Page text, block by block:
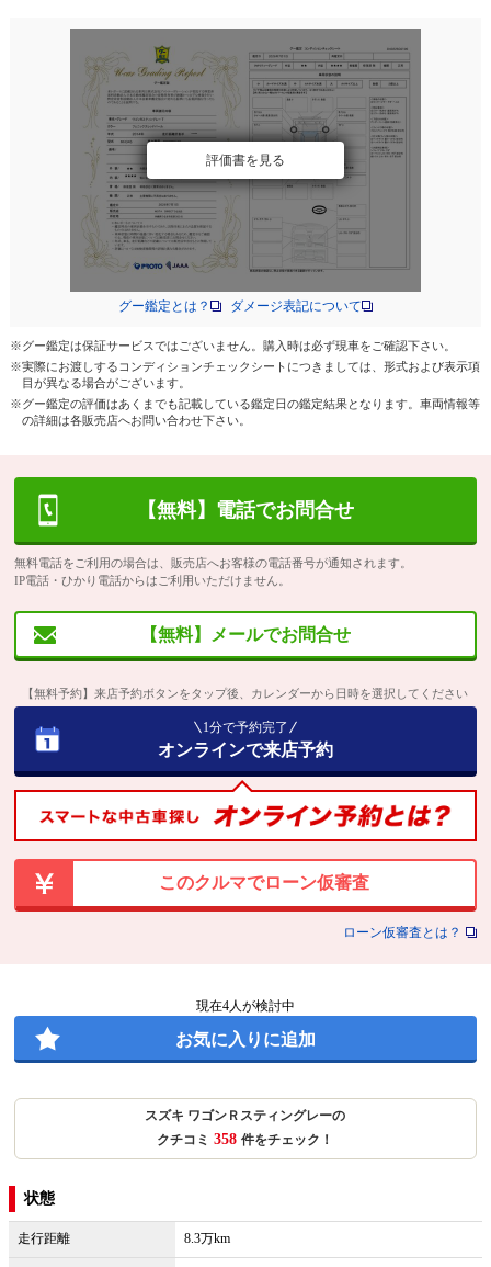
評価書を見る
グー鑑定とは？ ダメージ表記について
※グー鑑定は保証サービスではございません。購入時は必ず現車をご確認下さい。
※実際にお渡しするコンディションチェックシートにつきましては、形式および表示項
目が異なる場合がございます。
※グー鑑定の評価はあくまでも記載している鑑定日の鑑定結果となります。車両情報等
の詳細は各販売店へお問い合わせ下さい。
【無料】電話でお問合せ
無料電話をご利用の場合は、販売店へお客様の電話番号が通知されます。
IP電話・ひかり電話からはご利用いただけません。
【無料】メールでお問合せ
【無料予約】来店予約ボタンをタップ後、カレンダーから日時を選択してください
1分で予約完了
オンラインで来店予約
このクルマでローン仮審査
ローン仮審査とは？
現在4人が検討中
お気に入りに追加
スズキ ワゴンＲスティングレーの
クチコミ 358 件をチェック！
状態
走行距離 8.3万km